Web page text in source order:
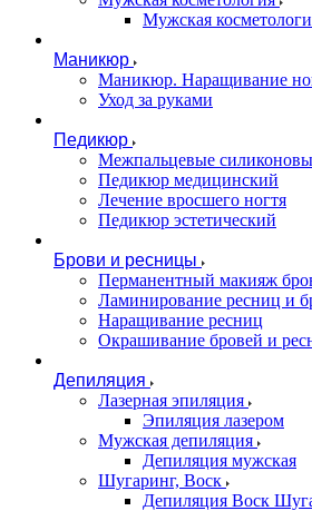
Мужская
Маникюр
Маникюр. Наращивание
Уход за руками
Педикюр
Межпальцевые
Педикюр медицинский
Лечение вросшего ногтя
Педикюр эстетический
Брови и ресницы
Перманентный макияж
Ламинирование ресниц и
Наращивание ресниц
Окрашивание бровей и
Депиляция
Лазерная эпиляция
Эпиляция лазером
Мужская депиляция
Депиляция мужская
Шугаринг, Воск
Депиляция Воск